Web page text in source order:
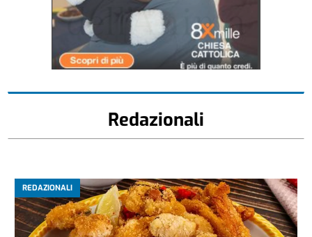
Redazionali
REDAZIONALI